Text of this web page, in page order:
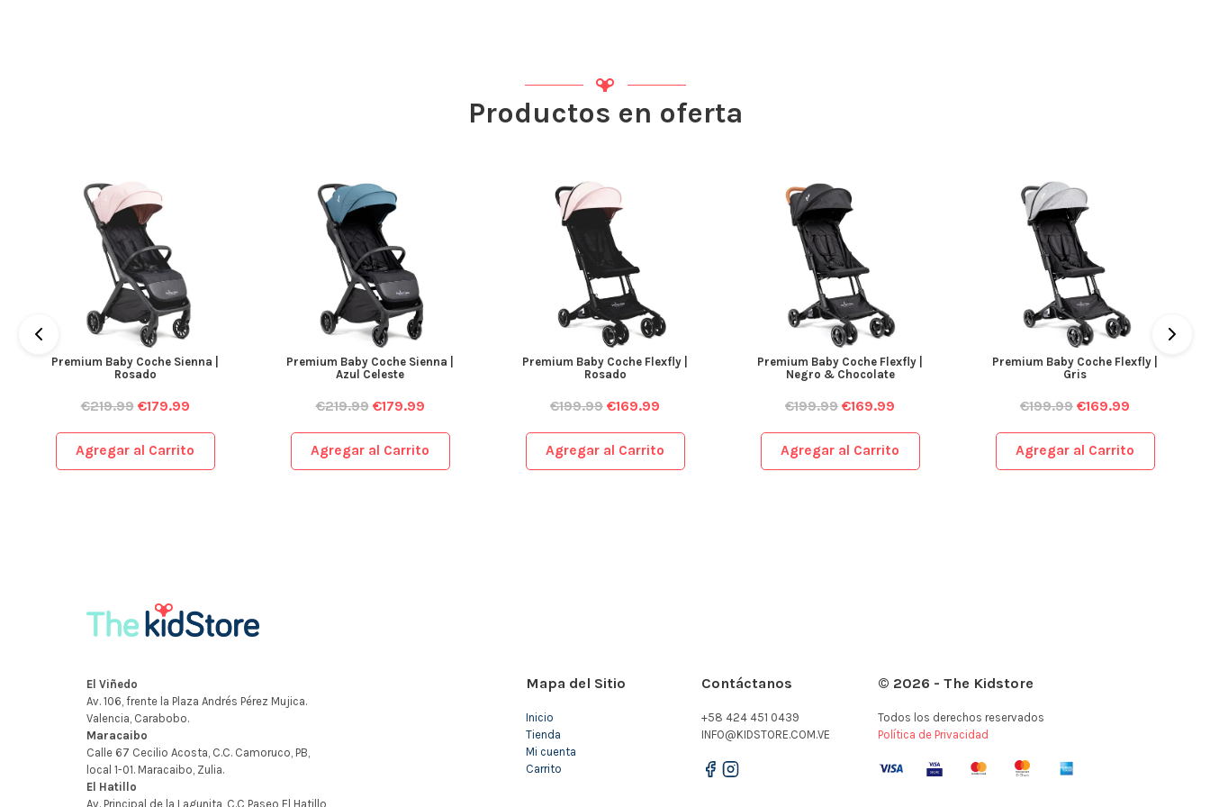
Productos en oferta
Premium Baby Coche Sienna |
Rosado
€219.99 €179.99
Agregar al Carrito
Premium Baby Coche Sienna |
Azul Celeste
€219.99 €179.99
Agregar al Carrito
Premium Baby Coche Flexfly |
Rosado
€199.99 €169.99
Agregar al Carrito
Premium Baby Coche Flexfly |
Negro & Chocolate
€199.99 €169.99
Agregar al Carrito
Premium Baby Coche Flexfly |
Gris
€199.99 €169.99
Agregar al Carrito
Mapa del Sitio
Inicio
Tienda
Mi cuenta
Carrito
Contáctanos
+58 424 451 0439
INFO@KIDSTORE.COM.VE
© 2026 - The Kidstore
Todos los derechos reservados
Política de Privacidad